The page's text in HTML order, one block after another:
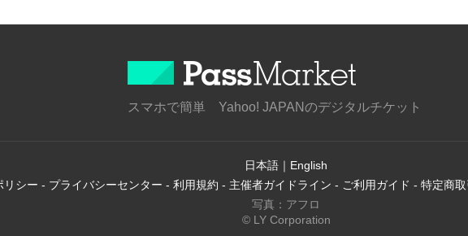
スマホで簡単 Yahoo! JAPANのデジタルチケット
日本語 ｜ English
リシー - プライバシーセンター - 利用規約 - 主催者ガイドライン - ご利用ガイド - 特定商
写真：アフロ
© LY Corporation